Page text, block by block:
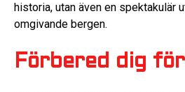
historia, utan även en spektakulär
omgivande bergen.
Förbered dig